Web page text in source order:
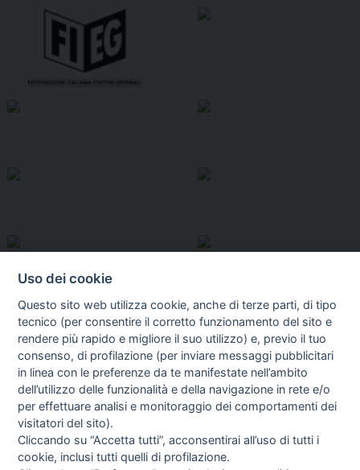
I libri Vedi tutti
Uso dei cookie
Questo sito web utilizza cookie, anche di terze parti, di tipo
tecnico (per consentire il corretto funzionamento del sito e
rendere più rapido e migliore il suo utilizzo) e, previo il tuo
consenso, di profilazione (per inviare messaggi pubblicitari
in linea con le preferenze da te manifestate nell’ambito
dell’utilizzo delle funzionalità e della navigazione in rete e/o
per effettuare analisi e monitoraggio dei comportamenti dei
visitatori del sito).
Cliccando su “Accetta tutti”, acconsentirai all’uso di tutti i
cookie, inclusi tutti quelli di profilazione.